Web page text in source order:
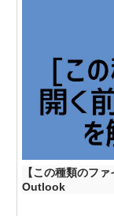
【この種類のフ
Outlook